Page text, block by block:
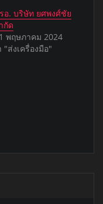
อ. บริษัท ยศพงศ์ชัย
กัด
พฤษภาคม 2024
"ส่งเครื่องมือ"